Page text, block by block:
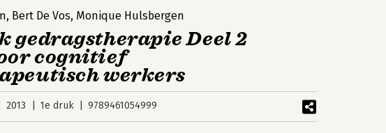
, Bert De Vos, Monique Hulsbergen
gedragstherapie Deel 2
cognitief
werkers
2013 1e druk 9789461054999